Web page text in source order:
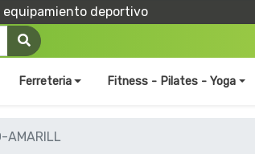
equipamiento deportivo
Ferreteria Fitness - Pilates - Yoga
AMARILL